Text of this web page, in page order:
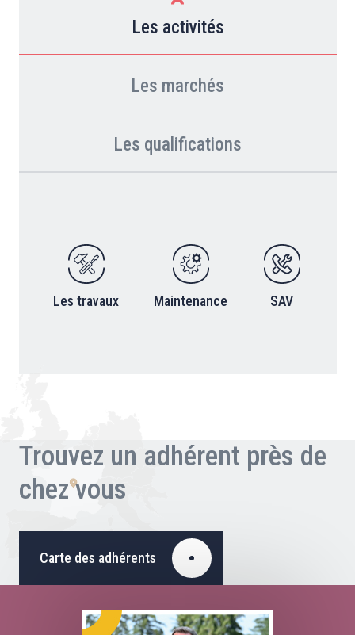
Les activités
Les marchés
Les qualifications
Les travaux Maintenance SAV
Trouvez un adhérent près de
chez vous
Carte des adhérents